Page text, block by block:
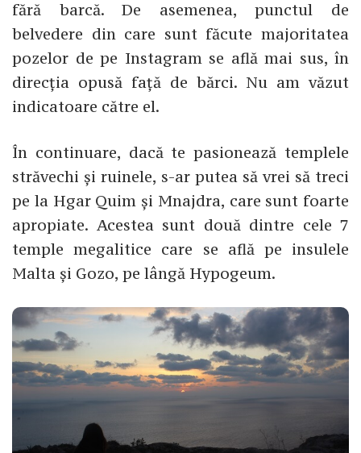
fără barcă. De asemenea, punctul de
belvedere din care sunt făcute majoritatea
pozelor de pe Instagram se află mai sus, în
direcția opusă față de bărci. Nu am văzut
indicatoare către el.
În continuare, dacă te pasionează templele
străvechi și ruinele, s-ar putea să vrei să treci
pe la Hgar Quim și Mnajdra, care sunt foarte
apropiate. Acestea sunt două dintre cele 7
temple megalitice care se află pe insulele
Malta și Gozo, pe lângă Hypogeum.